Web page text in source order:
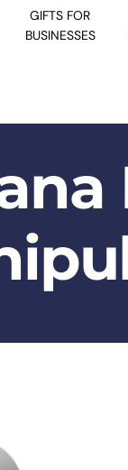
GIFTS FOR
BUSINESSES